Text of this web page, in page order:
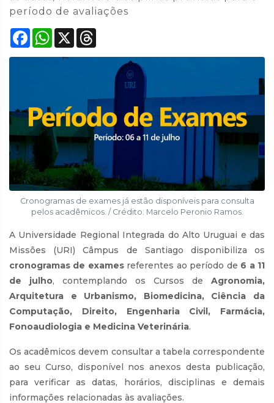
período de avaliações
Facebook
WhatsApp
X Threads
Cronogramas de exames já estão disponíveis para consulta
pelos acadêmicos. / Crédito: Marcelo Peronio Ramos.
A Universidade Regional Integrada do Alto Uruguai e das
Missões (URI) Câmpus de Santiago disponibiliza os
cronogramas de examesreferentes ao período de 6 a 11
de julho, contemplando os Cursos de Agronomia,
Arquitetura e Urbanismo, Biomedicina, Ciência da
Computação, Direito, Engenharia Civil, Farmácia,
Fonoaudiologia e Medicina Veterinária.
Os acadêmicos devem consultar a tabela correspondente
ao seu Curso, disponível nos anexos desta publicação,
para verificar as datas, horários, disciplinas e demais
informações relacionadas às avaliações.